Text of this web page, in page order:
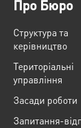
Про Бюро
Структура та
керівництво
Територіальні
управління
Засади роботи
Запитання-